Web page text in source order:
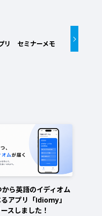
リ セミナーメモ
から英語のイディオム
アプリ「Idiomy」
スしました！